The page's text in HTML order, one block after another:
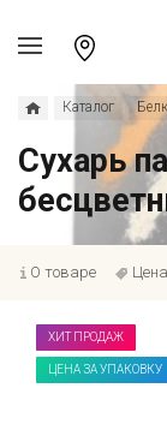
Каталог
Сухарь
О товаре
ХИТ ПРОДАЖ
ЦЕНА ЗА УПАКОВКУ